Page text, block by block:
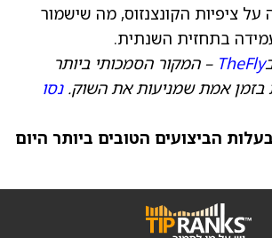
ציפיות הקונצנזוס, מה שישמור
בתחזית השנתית.
TheFly – המקור הסמכותי ביותר
בזמן אמת שמניעות את השוק.נסו
הביצועים הטובים ביותר היום